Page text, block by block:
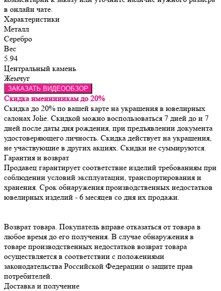
в онлайн чате.
Характеристики
Металл
Серебро
Вес
5.94
Центральный камень
Жемчуг
ЗАКАЗАТЬ ВИДЕООБЗОР
Скидка именинникам до 20%
Скидка до 20% по вашей карте на украшения в ювелирных
салонах Jolie. Скидкой можно воспользоваться 7 дней до и 7
дней после даты дня рождения, при предъявлении документа
удостоверяющего личность. Скидка действует на украшения,
не участвующие в других акциях. Скидки не суммируются.
Гарантия и возврат
Продавец гарантирует соответствие изделий требованиям при
соблюдении условий эксплуатации, транспортирования и
хранения. Срок обнаружения производственных недостатков
Возврат товара. Покупатель вправе отказаться от товара в
любое время до его получения. В случае обнаружения в
товаре производственных недостатков возврат товара
осуществляется в соответствии с положениями
законодательства Российской Федерации о защите прав
потребителей.
Доставка и получение